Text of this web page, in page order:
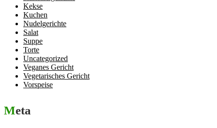
Kekse
Kuchen
Nudelgerichte
Salat
Suppe
Torte
Uncategorized
Veganes Gericht
Vegetarisches Gericht
Vorspeise
Meta